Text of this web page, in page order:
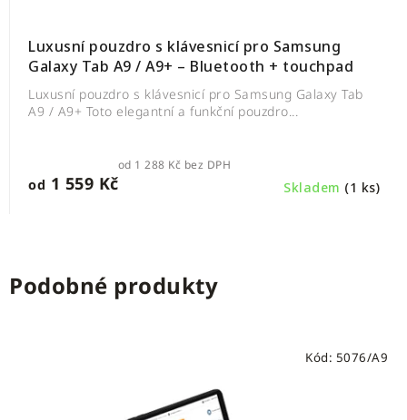
Luxusní pouzdro s klávesnicí pro Samsung
Galaxy Tab A9 / A9+ – Bluetooth + touchpad
Skladem (1 ks)
od 1 288 Kč bez DPH
od 1 559 Kč
Luxusní pouzdro s klávesnicí pro Samsung Galaxy Tab
A9 / A9+ Toto elegantní a funkční pouzdro...
Podobné produkty
Kód: 5076/A9